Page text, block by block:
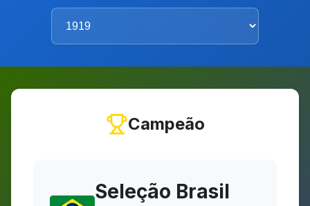
Campeão
Seleção Brasil